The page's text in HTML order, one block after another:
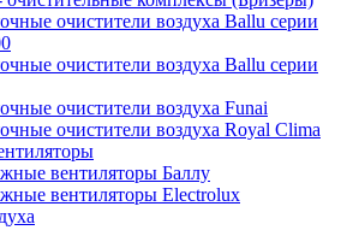
очистители воздуха Ballu серии
очистители воздуха Ballu серии
очистители воздуха Funai
очистители воздуха Royal Clima
вентиляторы Баллу
вентиляторы Electrolux